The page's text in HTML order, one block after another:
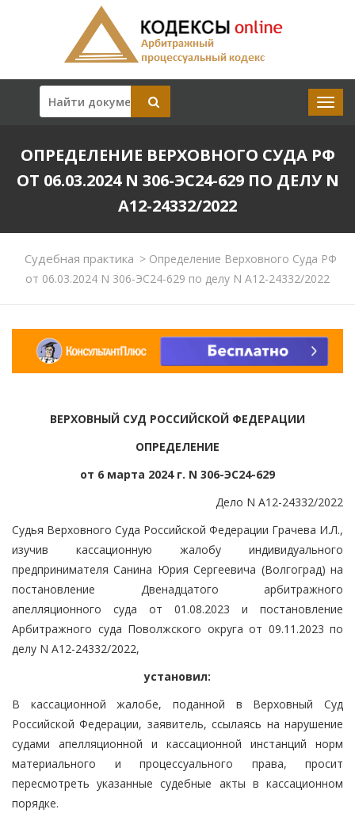
ОПРЕДЕЛЕНИЕ ВЕРХОВНОГО СУДА РФ
ОТ 06.03.2024 N 306-ЭС24-629 ПО ДЕЛУ N
А12-24332/2022
Судебная практика >Определение Верховного Суда РФ
от 06.03.2024 N 306-ЭС24-629 по делу N А12-24332/2022
ВЕРХОВНЫЙ СУД РОССИЙСКОЙ ФЕДЕРАЦИИ
ОПРЕДЕЛЕНИЕ
от 6 марта 2024 г. N 306-ЭС24-629
Дело N А12-24332/2022
Судья Верховного Суда Российской Федерации Грачева И.Л.,
изучив кассационную жалобу индивидуального
предпринимателя Санина Юрия Сергеевича (Волгоград) на
постановление Двенадцатого арбитражного
апелляционного суда от 01.08.2023 и постановление
Арбитражного суда Поволжского округа от 09.11.2023 по
делу N А12-24332/2022,
установил:
В кассационной жалобе, поданной в Верховный Суд
Российской Федерации, заявитель, ссылаясь на нарушение
судами апелляционной и кассационной инстанций норм
материального и процессуального права, просит
пересмотреть указанные судебные акты в кассационном
порядке.